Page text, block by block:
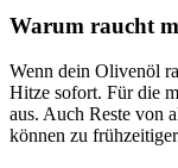
Warum raucht
Wenn dein Olivenöl
Hitze sofort. Für die
aus. Auch Reste von
können zu